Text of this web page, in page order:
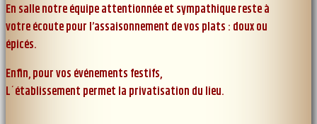
En salle notre équipe attentionnée et sympathique reste à
votre écoute pour l’assaisonnement de vos plats : doux ou
épicés.
Enfin, pour vos événements festifs,
L´établissement permet la privatisation du lieu.